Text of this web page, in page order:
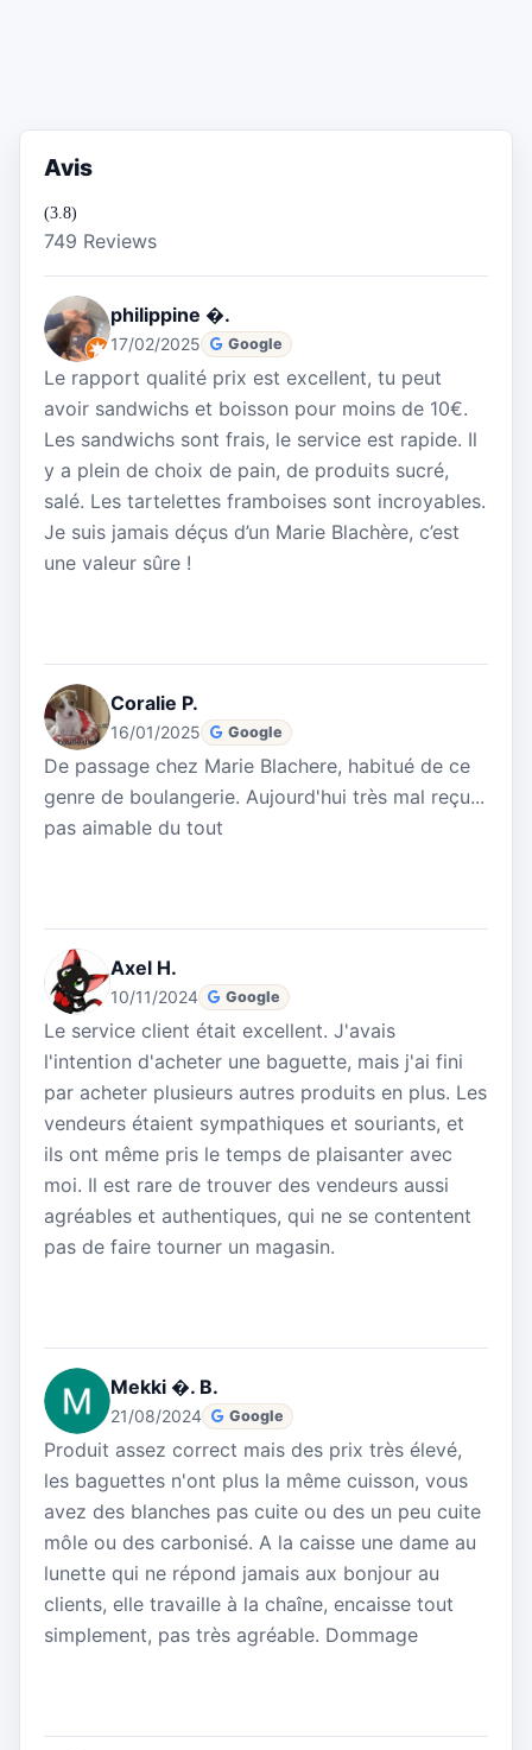
Avis
(3.8)
749 Reviews
philippine �.
17/02/2025 Google
Le rapport qualité prix est excellent, tu peut
avoir sandwichs et boisson pour moins de 10€.
Les sandwichs sont frais, le service est rapide. Il
y a plein de choix de pain, de produits sucré,
salé. Les tartelettes framboises sont incroyables.
Je suis jamais déçus d’un Marie Blachère, c’est
une valeur sûre !
Coralie P.
16/01/2025 Google
De passage chez Marie Blachere, habitué de ce
genre de boulangerie. Aujourd'hui très mal reçu...
pas aimable du tout
Axel H.
10/11/2024 Google
Le service client était excellent. J'avais
l'intention d'acheter une baguette, mais j'ai fini
par acheter plusieurs autres produits en plus. Les
vendeurs étaient sympathiques et souriants, et
ils ont même pris le temps de plaisanter avec
moi. Il est rare de trouver des vendeurs aussi
agréables et authentiques, qui ne se contentent
pas de faire tourner un magasin.
Mekki �. B.
21/08/2024 Google
Produit assez correct mais des prix très élevé,
les baguettes n'ont plus la même cuisson, vous
avez des blanches pas cuite ou des un peu cuite
môle ou des carbonisé. A la caisse une dame au
lunette qui ne répond jamais aux bonjour au
clients, elle travaille à la chaîne, encaisse tout
simplement, pas très agréable. Dommage